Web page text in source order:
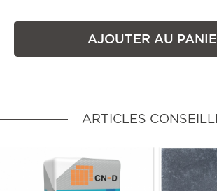
AJOUTER AU
ARTICLES